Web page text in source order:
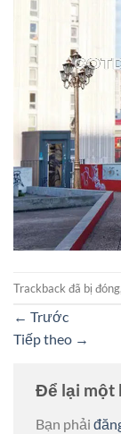
Trackback đã bị
← Trước
Tiếp theo →
Để lại một
Bạn phải